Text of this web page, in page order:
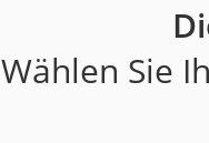
Wählen Sie